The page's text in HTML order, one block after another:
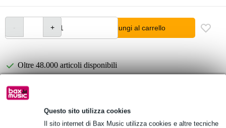
Questo sito utilizza cookies
Il sito internet di Bax Music utilizza cookies e altre tecniche
Aggiungi al carrello
Oltre 48.000 articoli disponibili
Informazioni sul prodotto